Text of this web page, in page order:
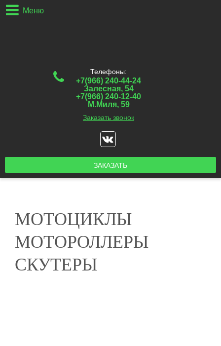
Меню
Телефоны:
+7(966) 240-44-24
Залесная, 54
+7(966) 240-12-40
М.Миля, 59
Заказать звонок
ЗАКАЗАТЬ
МОТОЦИКЛЫ
МОТОРОЛЛЕРЫ
СКУТЕРЫ